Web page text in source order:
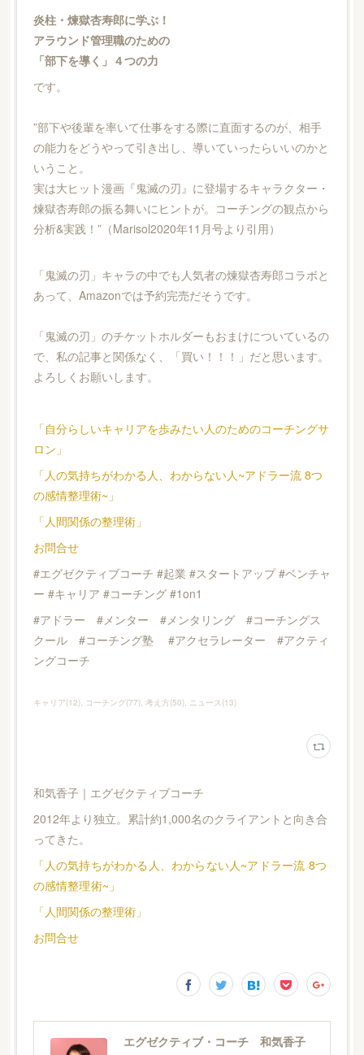
炎柱・煉獄杏寿郎に学ぶ！
アラウンド管理職のための
「部下を導く」４つの力
です。
”部下や後輩を率いて仕事をする際に直面するのが、相手
の能力をどうやって引き出し、導いていったらいいのかと
いうこと。
実は大ヒット漫画『鬼滅の刃』に登場するキャラクター・
煉獄杏寿郎の振る舞いにヒントが。コーチングの観点から
分析&実践！”（Marisol2020年11月号より引用）
「鬼滅の刃」キャラの中でも人気者の煉獄杏寿郎コラボと
あって、Amazonでは予約完売だそうです。
「鬼滅の刃」のチケットホルダーもおまけについているの
で、私の記事と関係なく、「買い！！！」だと思います。
よろしくお願いします。
「自分らしいキャリアを歩みたい人のためのコーチングサ
ロン」
「人の気持ちがわかる人、わからない人~アドラー流 8つ
の感情整理術~」
「人間関係の整理術」
お問合せ
#エグゼクティブコーチ #起業 #スタートアップ #ベンチャ
ー #キャリア #コーチング #1on1
#アドラー #メンター #メンタリング #コーチングス
クール #コーチング塾 #アクセラレーター #アクティ
ングコーチ
キャリア(12) コーチング(77) 考え方(50) ニュース(13)
和気香子｜エグゼクティブコーチ
2012年より独立。累計約1,000名のクライアントと向き合
ってきた。
「人の気持ちがわかる人、わからない人~アドラー流 8つ
の感情整理術~」
「人間関係の整理術」
お問合せ
エグゼクティブ・コーチ 和気香子